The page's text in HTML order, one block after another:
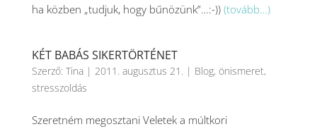
ha közben „tudjuk, hogy bűnözünk”…:-)) (tovább…)
KÉT BABÁS SIKERTÖRTÉNET
Szerző: Tina| 2011. augusztus 21. | Blog, önismeret,
stresszoldás
Szeretném megosztani Veletek a múltkori